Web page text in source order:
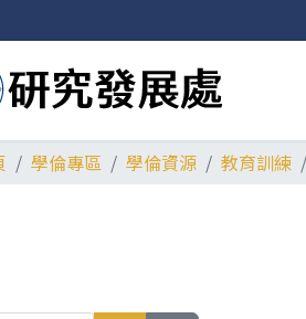
學倫專區 學倫資源 教育訓練